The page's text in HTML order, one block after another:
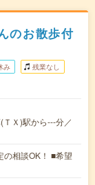
のお散歩付
み 残業なし
Ｘ)駅から---分／
の相談OK！ ■希望